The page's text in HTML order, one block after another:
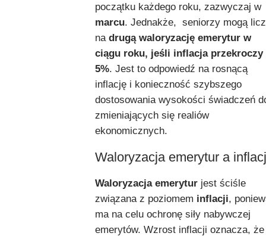
początku każdego roku, zazwyczaj w
marcu. Jednakże, seniorzy mogą
na drugą waloryzację emerytur w
ciągu roku, jeśli inflacja przekroczy
5%. Jest to odpowiedź na rosnącą
inflację i konieczność szybszego
dostosowania wysokości świadczeń
zmieniających się realiów
ekonomicznych.
Waloryzacja emerytur a
Waloryzacja emerytur jest ściśle
związana z poziomem inflacji,
ma na celu ochronę siły nabywczej
emerytów. Wzrost inflacji oznacza, że